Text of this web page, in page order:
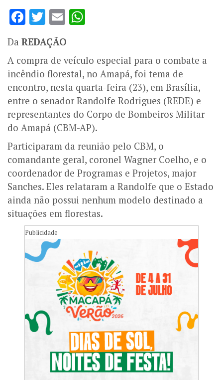
Facebook
Twitter
Email
Da REDAÇÃO
A compra de veículo especial para o combate a
incêndio florestal, no Amapá, foi tema de
encontro, nesta quarta-feira (23), em Brasília,
entre o senador Randolfe Rodrigues (REDE) e
representantes do Corpo de Bombeiros Militar
do Amapá (CBM-AP).
Participaram da reunião pelo CBM, o
comandante geral, coronel Wagner Coelho, e o
coordenador de Programas e Projetos, major
Sanches. Eles relataram a Randolfe que o Estado
ainda não possui nenhum modelo destinado a
situações em florestas.
Publicidade